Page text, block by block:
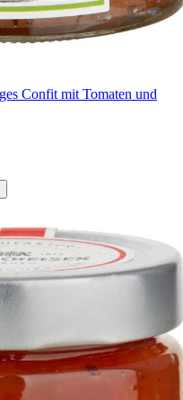
Confit mit Tomaten und